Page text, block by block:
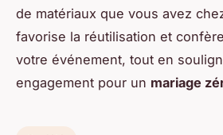
de matériaux que vous avez
favorise la réutilisation et
votre événement, tout en
engagement pour un mariage